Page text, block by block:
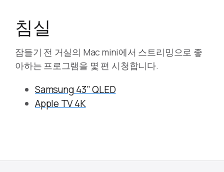
침실
잠들기 전 거실의 Mac mini에서 스트리밍으로 좋
아하는 프로그램을 몇 편 시청합니다.
Samsung 43” QLED
Apple TV 4K